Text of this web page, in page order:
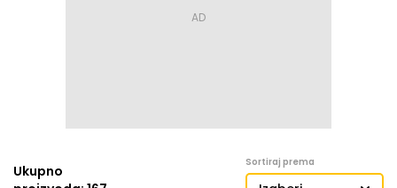
Ukupno
Sortiraj prema